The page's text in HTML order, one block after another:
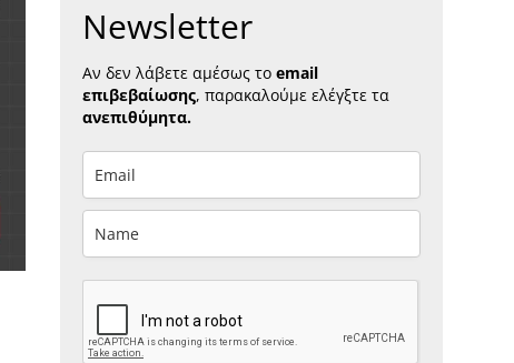
Newsletter
Αν δεν λάβετε αμέσως το email
επιβεβαίωσης, παρακαλούμε ελέγξτε τα
ανεπιθύμητα.